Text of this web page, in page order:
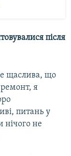
після
щаслива, що
я
питань у
нічого не